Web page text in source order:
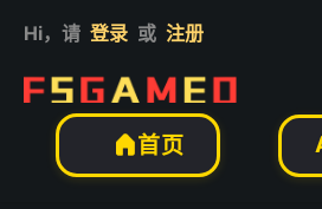
首页
Hi，请 登录 或 注册